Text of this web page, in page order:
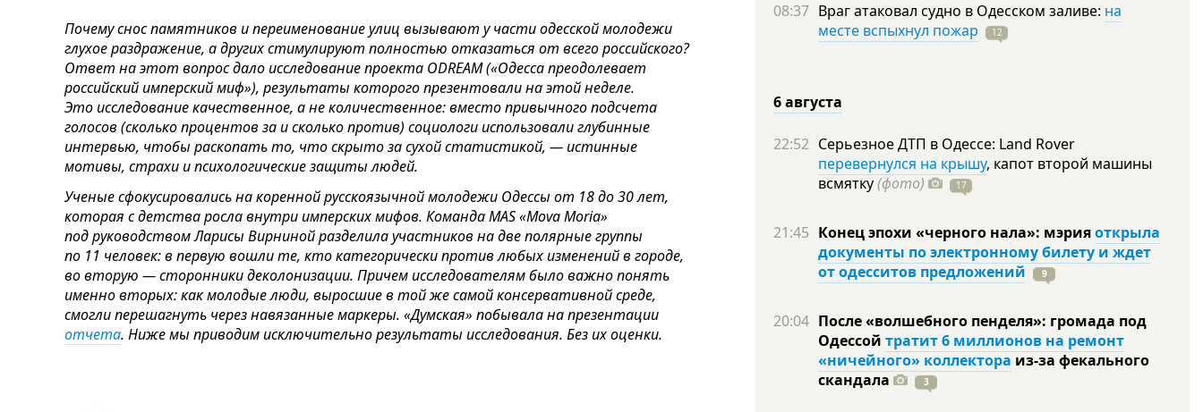
Почему снос памятников и переименование улиц вызывают у части одесской молодежи
глухое раздражение, а других стимулируют полностью отказаться от всего российского?
Ответ на этот вопрос дало исследование проекта ODREAM («Одесса преодолевает
российский имперский миф»), результаты которого презентовали на этой неделе.
Это исследование качественное, а не количественное: вместо привычного подсчета
голосов (сколько процентов за и сколько против) социологи использовали глубинные
интервью, чтобы раскопать то, что скрыто за сухой статистикой, — истинные
мотивы, страхи и психологические защиты людей.
Ученые сфокусировались на коренной русскоязычной молодежи Одессы от 18 до 30 лет,
которая с детства росла внутри имперских мифов. Команда MAS «Mova Moria»
под руководством Ларисы Вирниной разделила участников на две полярные группы
по 11 человек: в первую вошли те, кто категорически против любых изменений в городе,
во вторую — сторонники деколонизации. Причем исследователям было важно понять
именно вторых: как молодые люди, выросшие в той же самой консервативной среде,
смогли перешагнуть через навязанные маркеры. «Думская» побывала на презентации
отчета. Ниже мы приводим исключительно результаты исследования. Без их оценки.
08:37 Враг атаковал судно в Одесском заливе: на
месте вспыхнул пожар
12
6 августа
22:52 Серьезное ДТП в Одессе: Land Rover
перевернулся на крышу, капот второй машины
всмятку(фото) 17
21:45 Конец эпохи «черного нала»: мэрияоткрыла
документы по электронному билету и ждет
от одесситов предложений
9
20:04 После «волшебного пенделя»: громада под
Одессой тратит 6 миллионов на ремонт
«ничейного» коллектора из-за фекального
скандала
3